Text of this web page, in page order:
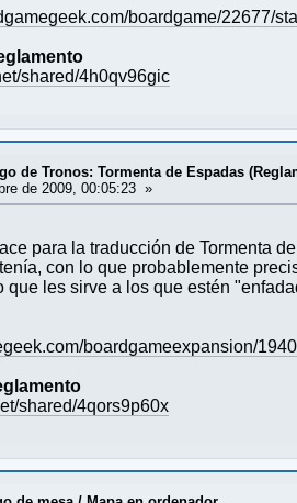
boardgame/22677/
shared/4h0qv96gic
de Tronos: Tormenta de Espadas
de 2009, 00:05:23 »
para la traducción de Tormenta
con lo que probablemente
que les sirve a los que estén
boardgameexpansion/
shared/4qors9p60x